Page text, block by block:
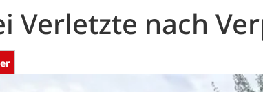
Verletzte nach